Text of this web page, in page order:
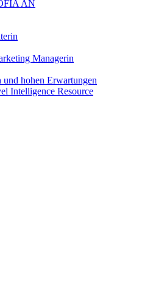
AN
Managerin
hohen Erwartungen
Intelligence Resource